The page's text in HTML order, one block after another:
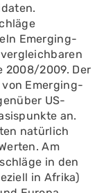
Emerging-
2008/2009. Der
Emerging-
US-
an.
natürlich
Am
in den
in Afrika)